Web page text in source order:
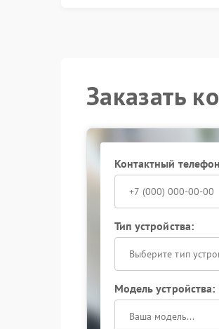
Заказать
Контактный
Тип устройства:
Выберите тип
Модель устройства: